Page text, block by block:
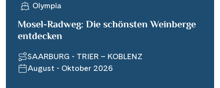
Olympia
Mosel-Radweg: Die schönsten Weinberge
entdecken
SAARBURG - TRIER – KOBLENZ
August - Oktober 2026